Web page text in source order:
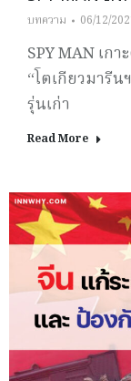
บทความ 06/12/
SPY MAN เก
“โตเกียวมารี
รุ่นเก่า
Read More